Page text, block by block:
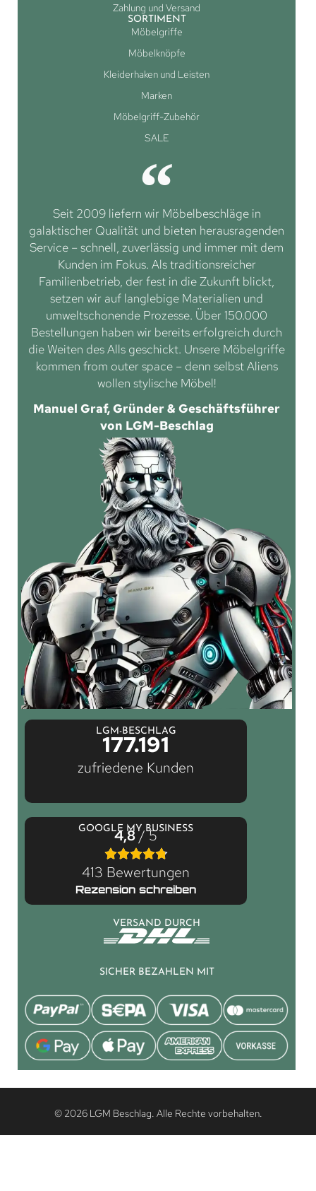
Zahlung und Versand
SORTIMENT
Möbelgriffe
Möbelknöpfe
Kleiderhaken und Leisten
Marken
Möbelgriff-Zubehör
SALE
Seit 2009 liefern wir Möbelbeschläge in
galaktischer Qualität und bieten herausragenden
Service – schnell, zuverlässig und immer mit dem
Kunden im Fokus. Als traditionsreicher
Familienbetrieb, der fest in die Zukunft blickt,
setzen wir auf langlebige Materialien und
umweltschonende Prozesse. Über 150.000
Bestellungen haben wir bereits erfolgreich durch
die Weiten des Alls geschickt. Unsere Möbelgriffe
kommen from outer space – denn selbst Aliens
wollen stylische Möbel!
Manuel Graf, Gründer & Geschäftsführer
von LGM-Beschlag
LGM-BESCHLAG
177.191
zufriedene Kunden
GOOGLE MY BUSINESS
4,8/ 5
413 Bewertungen
Rezension schreiben
VERSAND DURCH
SICHER BEZAHLEN MIT
© 2026 LGM Beschlag. Alle Rechte vorbehalten.